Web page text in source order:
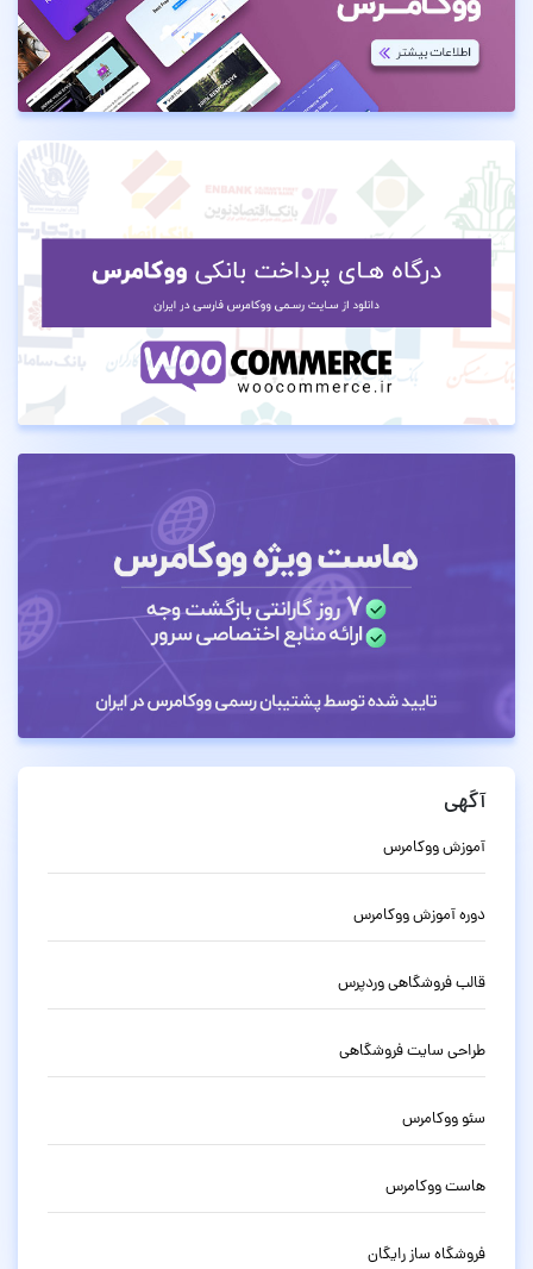
آگهی
آموزش ووکامرس
دوره آموزش ووکامرس
قالب فروشگاهی وردپرس
طراحی سایت فروشگاهی
سئو ووکامرس
هاست ووکامرس
فروشگاه ساز رایگان